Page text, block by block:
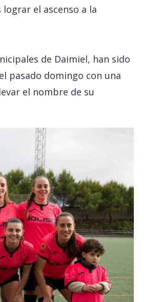
el ascenso a la
de Daimiel, han sido
pasado domingo con una
el nombre de su